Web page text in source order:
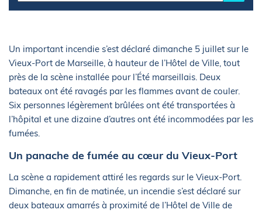
Un important incendie s’est déclaré dimanche 5 juillet sur le
Vieux-Port de Marseille, à hauteur de l’Hôtel de Ville, tout
près de la scène installée pour l’Été marseillais. Deux
bateaux ont été ravagés par les flammes avant de couler.
Six personnes légèrement brûlées ont été transportées à
l’hôpital et une dizaine d’autres ont été incommodées par les
fumées.
Un panache de fumée au cœur du Vieux-Port
La scène a rapidement attiré les regards sur le Vieux-Port.
Dimanche, en fin de matinée, un incendie s’est déclaré sur
deux bateaux amarrés à proximité de l’Hôtel de Ville de